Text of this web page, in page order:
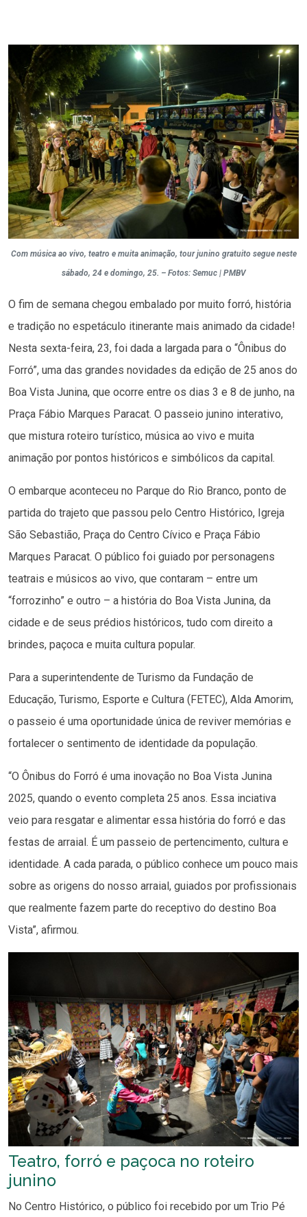
Com música ao vivo, teatro e muita animação, tour junino gratuito segue neste
sábado, 24 e domingo, 25. – Fotos: Semuc | PMBV
O fim de semana chegou embalado por muito forró, história
e tradição no espetáculo itinerante mais animado da cidade!
Nesta sexta-feira, 23, foi dada a largada para o “Ônibus do
Forró”, uma das grandes novidades da edição de 25 anos do
Boa Vista Junina, que ocorre entre os dias 3 e 8 de junho, na
Praça Fábio Marques Paracat. O passeio junino interativo,
que mistura roteiro turístico, música ao vivo e muita
animação por pontos históricos e simbólicos da capital.
O embarque aconteceu no Parque do Rio Branco, ponto de
partida do trajeto que passou pelo Centro Histórico, Igreja
São Sebastião, Praça do Centro Cívico e Praça Fábio
Marques Paracat. O público foi guiado por personagens
teatrais e músicos ao vivo, que contaram – entre um
“forrozinho” e outro – a história do Boa Vista Junina, da
cidade e de seus prédios históricos, tudo com direito a
brindes, paçoca e muita cultura popular.
Para a superintendente de Turismo da Fundação de
Educação, Turismo, Esporte e Cultura (FETEC), Alda Amorim,
o passeio é uma oportunidade única de reviver memórias e
fortalecer o sentimento de identidade da população.
“O Ônibus do Forró é uma inovação no Boa Vista Junina
2025, quando o evento completa 25 anos. Essa inciativa
veio para resgatar e alimentar essa história do forró e das
festas de arraial. É um passeio de pertencimento, cultura e
identidade. A cada parada, o público conhece um pouco mais
sobre as origens do nosso arraial, guiados por profissionais
que realmente fazem parte do receptivo do destino Boa
Vista”, afirmou.
Teatro, forró e paçoca no roteiro
junino
No Centro Histórico, o público foi recebido por um Trio Pé